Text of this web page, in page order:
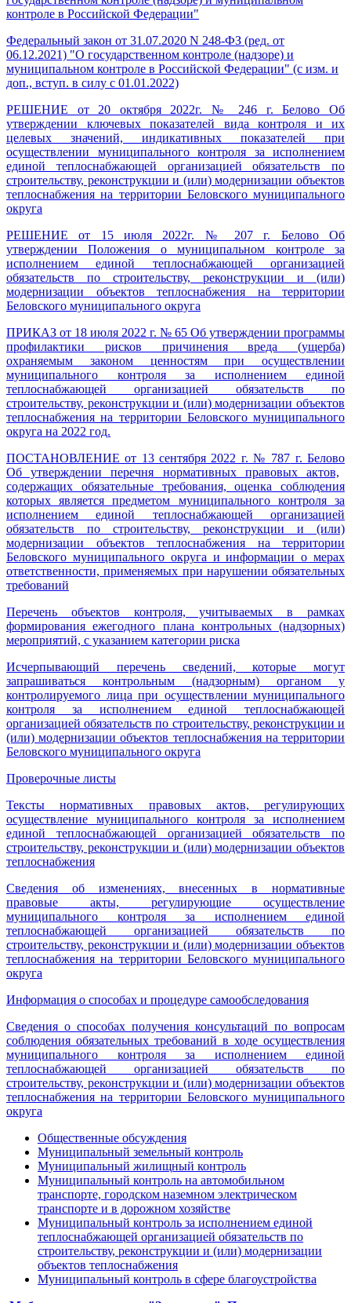
контроле в Российской Федерации"
Федеральный закон от 31.07.2020 N 248-ФЗ (ред. от
06.12.2021) "О государственном контроле (надзоре) и
муниципальном контроле в Российской Федерации" (с изм. и
доп., вступ. в силу с 01.01.2022)
РЕШЕНИЕ от 20 октября 2022г. № 246 г. Белово Об
утверждении ключевых показателей вида контроля и их
целевых значений, индикативных показателей при
осуществлении муниципального контроля за исполнением
единой теплоснабжающей организацией обязательств по
строительству, реконструкции и (или) модернизации объектов
теплоснабжения на территории Беловского муниципального
округа
РЕШЕНИЕ от 15 июля 2022г. № 207 г. БеловоОб
утверждении Положения о муниципальном контроле за
исполнением единой теплоснабжающей организацией
обязательств по строительству, реконструкции и (или)
модернизации объектов теплоснабжения на территории
Беловского муниципального округа
ПРИКАЗ от 18 июля 2022 г. № 65 Об утверждении программы
профилактики рисков причинения вреда (ущерба)
охраняемым законом ценностям при осуществлении
муниципального контроля за исполнением единой
теплоснабжающей организацией обязательств по
строительству, реконструкции и (или) модернизации объектов
теплоснабжения на территории Беловского муниципального
округа на 2022 год.
ПОСТАНОВЛЕНИЕ от 13 сентября 2022 г. № 787 г. Белово
Об утверждении перечня нормативных правовых актов,
содержащих обязательные требования, оценка соблюдения
которых является предметом муниципального контроля за
исполнением единой теплоснабжающей организацией
обязательств по строительству, реконструкции и (или)
модернизации объектов теплоснабжения на территории
Беловского муниципального округа и информации о мерах
ответственности, применяемых при нарушении обязательных
требований
Перечень объектов контроля, учитываемых в рамках
формирования ежегодного плана контрольных (надзорных)
мероприятий, с указанием категории риска
Исчерпывающий перечень сведений, которые могут
запрашиваться контрольным (надзорным) органом у
контролируемого лица при осуществлении муниципального
контроля за исполнением единой теплоснабжающей
организацией обязательств по строительству, реконструкции и
(или) модернизации объектов теплоснабжения на территории
Беловского муниципального округа
Проверочные листы
Тексты нормативных правовых актов, регулирующих
осуществление муниципального контроля за исполнением
единой теплоснабжающей организацией обязательств по
строительству, реконструкции и (или) модернизации объектов
теплоснабжения
Сведения об изменениях, внесенных в нормативные
правовые акты, регулирующие осуществление
муниципального контроля за исполнением единой
теплоснабжающей организацией обязательств по
строительству, реконструкции и (или) модернизации объектов
теплоснабжения на территории Беловского муниципального
округа
Информация о способах и процедуре самообследования
Сведения о способах получения консультаций по вопросам
соблюдения обязательных требований в ходе осуществления
муниципального контроля за исполнением единой
теплоснабжающей организацией обязательств по
строительству, реконструкции и (или) модернизации объектов
теплоснабжения на территории Беловского муниципального
округа
Общественные обсуждения
Муниципальный земельный контроль
Муниципальный жилищный контроль
Муниципальный контроль на автомобильном
транспорте, городском наземном электрическом
транспорте и в дорожном хозяйстве
Муниципальный контроль за исполнением единой
теплоснабжающей организацией обязательств по
строительству, реконструкции и (или) модернизации
объектов теплоснабжения
Муниципальный контроль в сфере благоустройства